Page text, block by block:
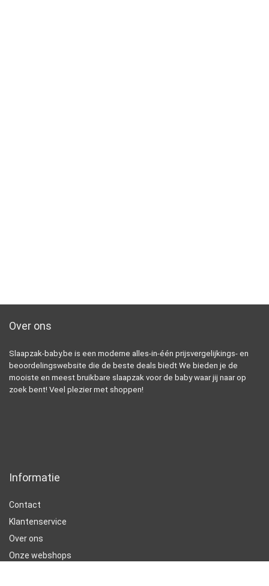
Over ons
Slaapzak-baby.be is een moderne alles-in-één prijsvergelijkings- en
beoordelingswebsite die de beste deals biedt We bieden je de
mooiste en meest bruikbare slaapzak voor de baby waar jij naar op
zoek bent! Veel plezier met shoppen!
Informatie
Contact
Klantenservice
Over ons
Onze webshops